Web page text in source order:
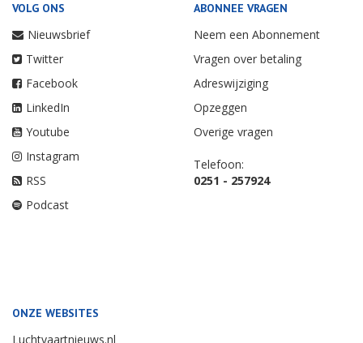
VOLG ONS
Nieuwsbrief
Twitter
Facebook
LinkedIn
Youtube
Instagram
RSS
Podcast
ABONNEE VRAGEN
Neem een Abonnement
Vragen over betaling
Adreswijziging
Opzeggen
Overige vragen
Telefoon:
0251 - 257924
ONZE WEBSITES
Luchtvaartnieuws.nl